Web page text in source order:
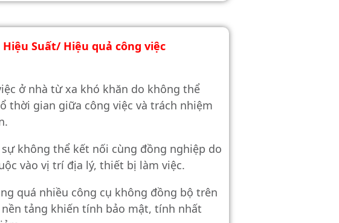
Hiệu Suất/ Hiệu quả công việc
ở nhà từ xa khó khăn do không thể
thời gian giữa công việc và trách nhiệm
không thể kết nối cùng đồng nghiệp do
vào vị trí địa lý, thiết bị làm việc.
quá nhiều công cụ không đồng bộ trên
nền tảng khiến tính bảo mật, tính nhất